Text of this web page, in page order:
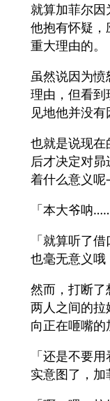
就算加菲尔
他抱有怀疑
重大理由的。
虽然说因为
理由，但看
见地他并没有
也就是说现在
后才决定对
着什么意义
「本大爷呐……
「就算听了
也毫无意义哦
然而，打断了
两人之间的
向正在咂嘴的
「还是不要
实意图了，加